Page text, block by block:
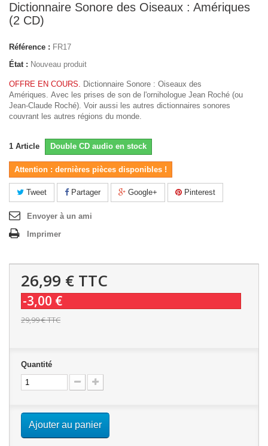
Dictionnaire Sonore des Oiseaux : Amériques
(2 CD)
Référence : FR17
État : Nouveau produit
OFFRE EN COURS. Dictionnaire Sonore : Oiseaux des
Amériques. Avec les prises de son de l'ornihologue Jean Roché (ou
Jean-Claude Roché). Voir aussi les autres dictionnaires sonores
couvrant les autres régions du monde.
1 Article Double CD audio en stock
Attention : dernières pièces disponibles !
Tweet Partager Google+ Pinterest
Envoyer à un ami
Imprimer
26,99 € TTC
-3,00 €
29,99 €TTC
Quantité
Ajouter au panier